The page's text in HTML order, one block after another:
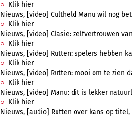
Klik hier
Nieuws, [video] Cultheld Manu wil nog
Klik hier
Nieuws, [video] Clasie: zelfvertrouwen
Klik hier
Nieuws, [video] Rutten: spelers hebben
Klik hier
Nieuws, [video] Rutten: mooi om te zien
Klik hier
Nieuws, [video] Manu: dit is lekker
Klik hier
Nieuws, [audio] Rutten over kans op